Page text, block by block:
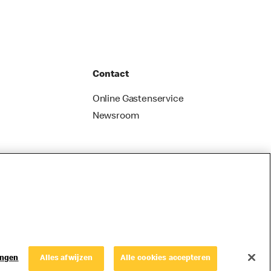
Contact
Online Gastenservice
Newsroom
Alles afwijzen Alle cookies accepteren